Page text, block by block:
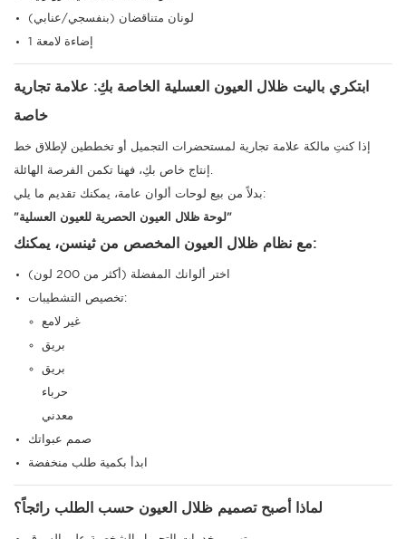
لونان متناقضان (بنفسجي/عنابي)
1 إضاءة لامعة
ابتكري باليت ظلال العيون العسلية الخاصة بكِ: علامة تجارية
خاصة
إذا كنتِ مالكة علامة تجارية لمستحضرات التجميل أو تخططين لإطلاق خط
إنتاج خاص بكِ، فهنا تكمن الفرصة الهائلة.
بدلاً من بيع لوحات ألوان عامة، يمكنك تقديم ما يلي:
"لوحة ظلال العيون الحصرية للعيون العسلية"
مع نظام ظلال العيون المخصص من ثينسن، يمكنك:
اختر ألوانك المفضلة (أكثر من 200 لون)
تخصيص التشطيبات:
غير لامع
بريق
بريق
حرباء
معدني
صمم عبواتك
ابدأ بكمية طلب منخفضة
لماذا أصبح تصميم ظلال العيون حسب الطلب رائجاً؟